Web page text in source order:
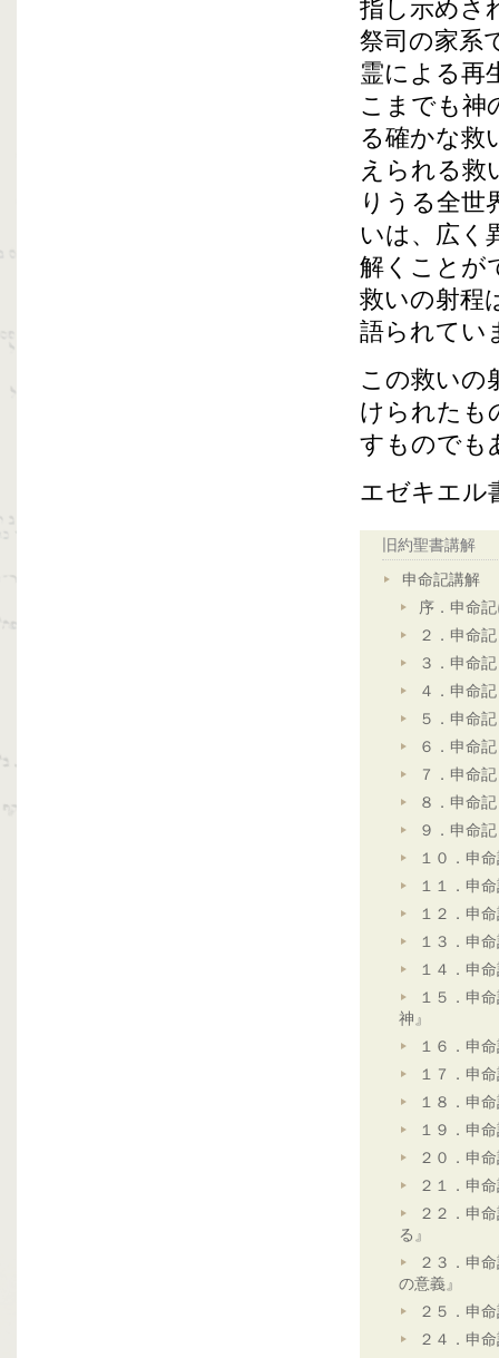
指し示めさ
祭司の家系
霊による再
こまでも神
る確かな救
えられる救
りうる全世
いは、広く
解くことが
救いの射程
語られてい
この救いの
けられたも
すものでも
エゼキエル
旧約聖書講解
申命記講解
序．申命
２．申命
３．申命
４．申命
５．申命
６．申命
７．申命
８．申命
９．申命
１０．申
１１．申
１２．申
１３．申
１４．申
１５．申
神』
１６．申
１７．申
１８．申
１９．申
２０．申
２１．申
２２．申
る』
２３．申
の意義』
２５．申
２４．申